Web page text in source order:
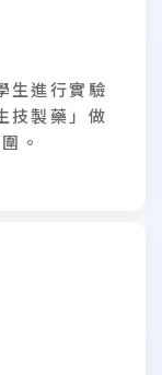
生進行實驗
技製藥」做
。